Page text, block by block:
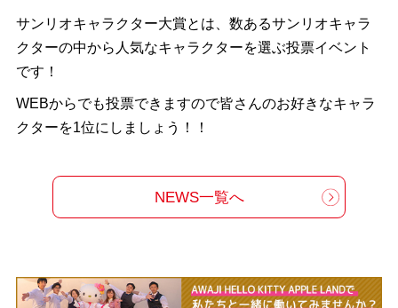
サンリオキャラクター大賞とは、数あるサンリオキャラ
クターの中から人気なキャラクターを選ぶ投票イベント
です！
WEBからでも投票できますので皆さんのお好きなキャラ
クターを1位にしましょう！！
NEWS一覧へ